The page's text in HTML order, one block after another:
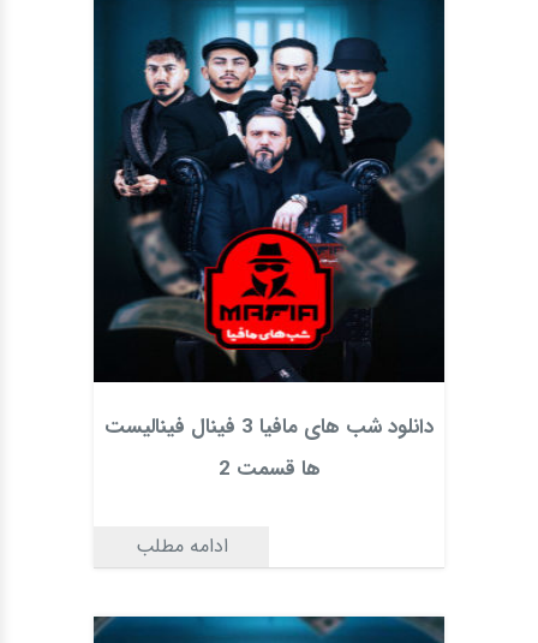
دانلود شب های مافیا 3 فینال فینالیست
ها قسمت 2
ادامه مطلب